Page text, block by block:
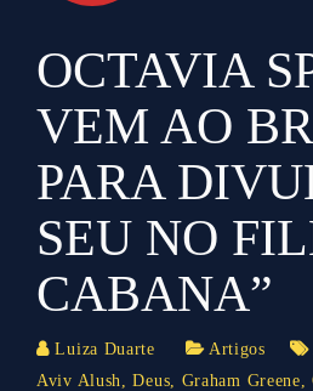
OCTAVIA
VEM AO
PARA
SEU NO
CABANA”
Luiza Duarte Artigos
Aviv Alush
,Deus Graham Greene ,